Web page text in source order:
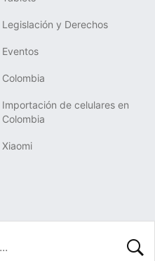
Legislación y Derechos
Eventos
Colombia
Importación de celulares en
Colombia
Xiaomi